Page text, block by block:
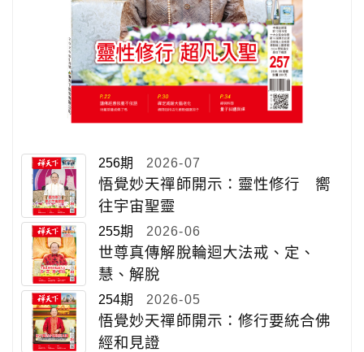
256期 2026-07
悟覺妙天禪師開示：靈性修行 嚮
往宇宙聖靈
255期 2026-06
世尊真傳解脫輪迴大法戒、定、
慧、解脫
254期 2026-05
悟覺妙天禪師開示：修行要統合佛
經和見證